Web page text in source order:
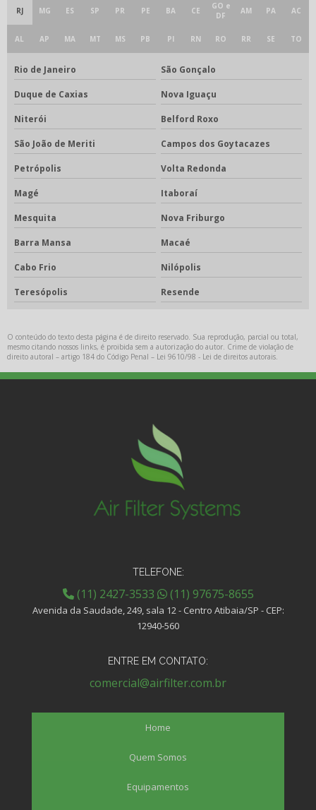
RJ MG ES SP PR PE BA CE
GO e
DF
AM PA AC
AL AP MA MT MS PB PI RN RO RR SE TO
Rio de Janeiro São Gonçalo
Duque de Caxias Nova Iguaçu
Niterói Belford Roxo
São João de Meriti Campos dos Goytacazes
Petrópolis Volta Redonda
Magé Itaboraí
Mesquita Nova Friburgo
Barra Mansa Macaé
Cabo Frio Nilópolis
Teresópolis Resende
O conteúdo do texto desta página é de direito reservado. Sua reprodução, parcial ou total,
mesmo citando nossos links, é proibida sem a autorização do autor. Crime de violação de
direito autoral – artigo 184 do Código Penal – Lei 9610/98 - Lei de direitos autorais.
TELEFONE:
(11) 2427-3533 (11) 97675-8655
Avenida da Saudade, 249, sala 12 - Centro Atibaia/SP - CEP:
12940-560
ENTRE EM CONTATO:
comercial@airfilter.com.br
Home
Quem Somos
Equipamentos